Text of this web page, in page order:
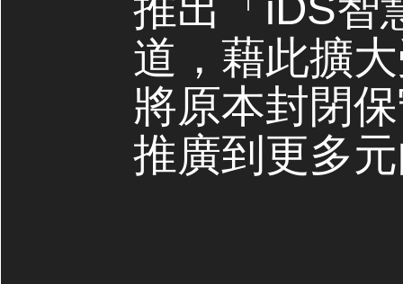
道，藉此擴
將原本封閉
推廣到更多